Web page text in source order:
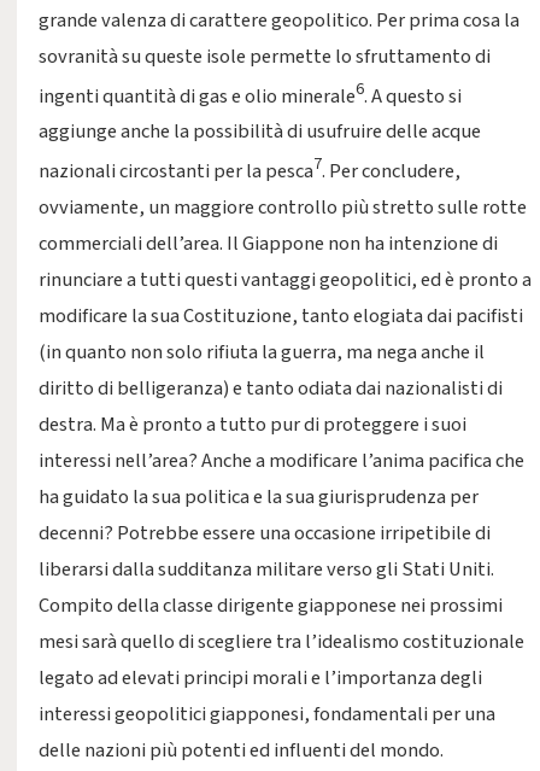
grande valenza di carattere geopolitico. Per prima cosa la
sovranità su queste isole permette lo sfruttamento di
ingenti quantità di gas e olio minerale6. A questo si
aggiunge anche la possibilità di usufruire delle acque
nazionali circostanti per la pesca7. Per concludere,
ovviamente, un maggiore controllo più stretto sulle rotte
commerciali dell’area. Il Giappone non ha intenzione di
rinunciare a tutti questi vantaggi geopolitici, ed è pronto a
modificare la sua Costituzione, tanto elogiata dai pacifisti
(in quanto non solo rifiuta la guerra, ma nega anche il
diritto di belligeranza) e tanto odiata dai nazionalisti di
destra. Ma è pronto a tutto pur di proteggere i suoi
interessi nell’area? Anche a modificare l’anima pacifica che
ha guidato la sua politica e la sua giurisprudenza per
decenni? Potrebbe essere una occasione irripetibile di
liberarsi dalla sudditanza militare verso gli Stati Uniti.
Compito della classe dirigente giapponese nei prossimi
mesi sarà quello di scegliere tra l’idealismo costituzionale
legato ad elevati principi morali e l’importanza degli
interessi geopolitici giapponesi, fondamentali per una
delle nazioni più potenti ed influenti del mondo.